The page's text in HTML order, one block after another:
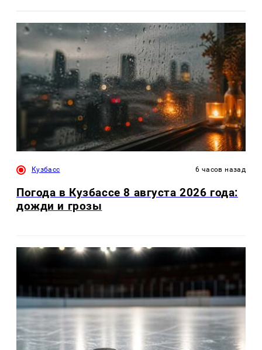
Кузбасс 6 часов назад
Погода в Кузбассе 8 августа 2026 года:
дожди и грозы